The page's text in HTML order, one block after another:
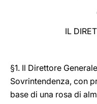
IL
§1. Il Direttore
Sovrintendenza, con
base di una rosa di